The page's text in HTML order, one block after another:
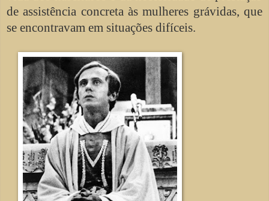
de assistência concreta às mulheres grávidas, que
se encontravam em situações difíceis.